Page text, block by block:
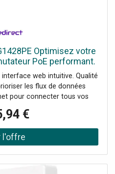
Optimisez votre
PoE performant.
web intuitive. Qualité
les flux de données
pour connecter tous vos
transfert de données rapide.
vos dispositifs à distance via
€